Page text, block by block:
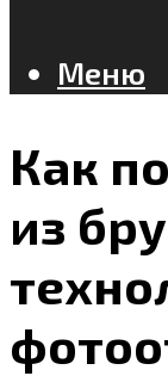
Меню
Как
из